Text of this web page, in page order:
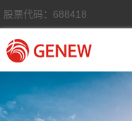
股票代码：688418